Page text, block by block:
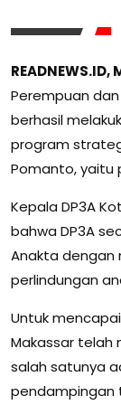
READNEWS.ID,
Perempuan
berhasil
program
Pomanto, yaitu
Kepala DP3A
bahwa DP3A
Anakta dengan
perlindungan
Untuk
Makassar telah
salah satunya
pendampingan